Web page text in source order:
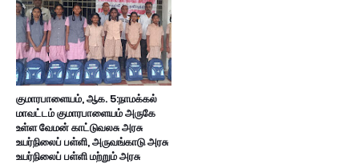
குமாரபாளையம், ஆக. 5:நாமக்கல்
மாவட்டம் குமாரபாளையம் அருகே
உள்ள வேமன் காட்டுவலசு அரசு
உயர்நிலைப் பள்ளி, அருவங்காடு அரசு
உயர்நிலைப் பள்ளி மற்றும் அரசு